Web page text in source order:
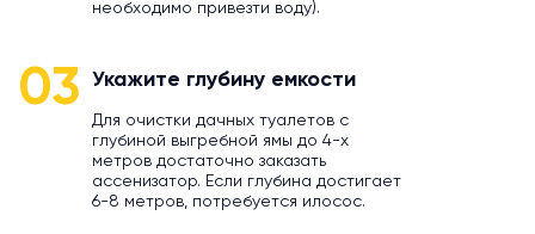
необходимо привезти воду).
03 Укажите глубину емкости
Для очистки дачных туалетов с
глубиной выгребной ямы до 4-х
метров достаточно заказать
ассенизатор. Если глубина достигает
6-8 метров, потребуется илосос.